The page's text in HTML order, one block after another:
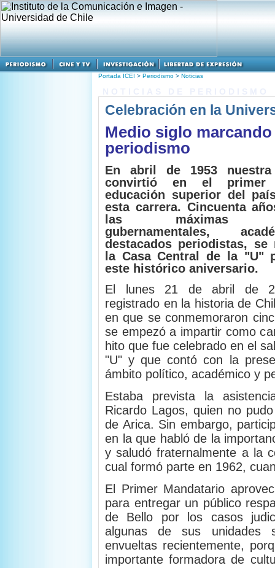
Portada ICEI > Periodismo > Noticias
Celebración en la
Medio siglo
periodismo
En abril de 1953
convirtió en el primer
educación superior del
esta carrera. Cincuenta
las máximas
gubernamentales,
destacados periodistas, se
la Casa Central de la "U"
este histórico aniversario.
El lunes 21 de abril de
registrado en la historia de
en que se conmemoraron
se empezó a impartir como
hito que fue celebrado en el
"U" y que contó con la
ámbito político, académico y
Estaba prevista la
Ricardo Lagos, quien no
de Arica. Sin embargo,
en la que habló de la
y saludó fraternalmente a la
cual formó parte en 1962,
El Primer Mandatario
para entregar un público
de Bello por los casos
algunas de sus unidades
envueltas recientemente,
importante formadora de